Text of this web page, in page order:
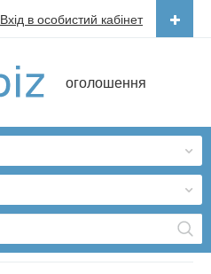
оголошення
Вхід в особистий кабінет